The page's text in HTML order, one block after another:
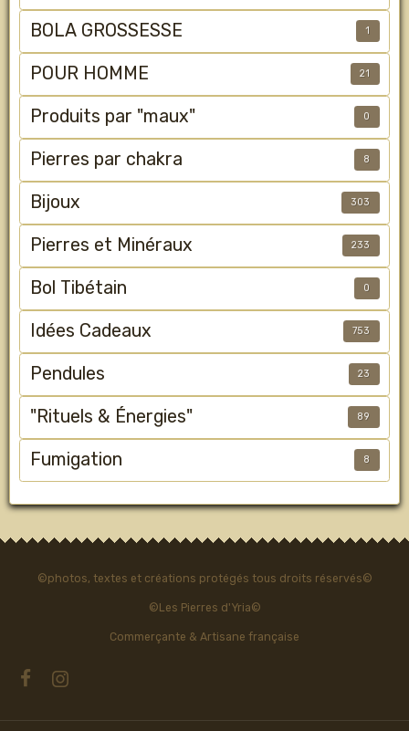
BOLA GROSSESSE 1
POUR HOMME 21
Produits par "maux" 0
Pierres par chakra 8
Bijoux 303
Pierres et Minéraux 233
Bol Tibétain 0
Idées Cadeaux 753
Pendules 23
"Rituels & Énergies" 89
Fumigation 8
©photos, textes et créations protégés tous droits réservés©
©Les Pierres d'Yria©
Commerçante & Artisane française